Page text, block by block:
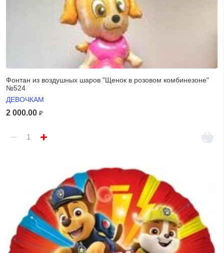
Фонтан из воздушных шаров "Щенок в розовом комбинезоне"
№524
ДЕВОЧКАМ
2 000.00 ₽